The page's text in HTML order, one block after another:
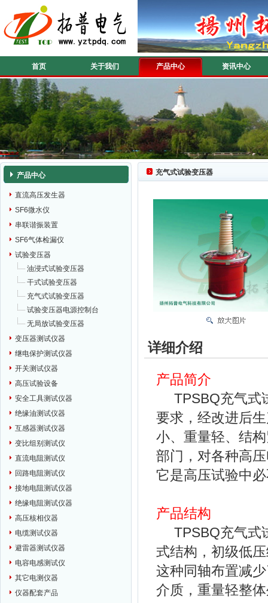
首页 关于我们 产品中心 资讯中心
产品中心
直流高压发生器
SF6微水仪
串联谐振装置
SF6气体检漏仪
试验变压器
油浸式试验变压器
干式试验变压器
充气式试验变压器
试验变压器电源控制台
无局放试验变压器
变压器测试仪器
继电保护测试仪器
开关测试仪器
高压试验设备
安全工具测试仪器
绝缘油测试仪器
互感器测试仪器
变比组别测试仪
直流电阻测试仪
回路电阻测试仪
接地电阻测试仪器
绝缘电阻测试仪器
高压核相仪器
电缆测试仪器
避雷器测试仪器
电容电感测试仪
其它电测仪器
仪器配套产品
充气式试验变压器
详细介绍
产品简介
TPSBQ充气式
要求，经改进后
小、重量轻、结
部门，对各种高
它是高压试验中
产品结构
TPSBQ充气式
式结构，初级低
这种同轴布置减
介质 ，重量轻整